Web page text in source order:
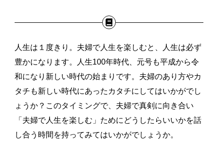
人生は１度きり。夫婦で人生を楽しむと、人生は必ず
豊かになります。人生100年時代、元号も平成から令
和になり新しい時代の始まりです。夫婦のあり方やカ
タチも新しい時代にあったカタチにしてはいかがでし
ょうか？このタイミングで、夫婦で真剣に向き合い
「夫婦で人生を楽しむ」ためにどうしたらいいかを話
し合う時間を持ってみてはいかがでしょうか。